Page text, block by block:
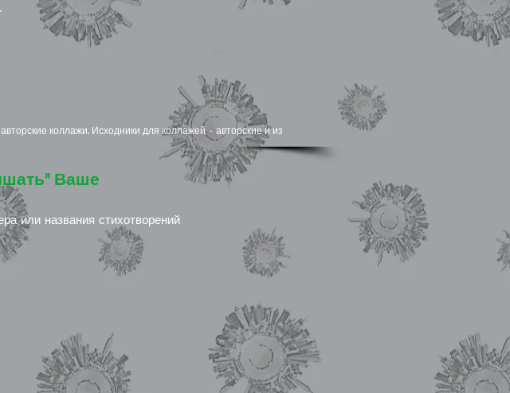
коллажи. Исходники для коллажей - авторские и из
Ваше
или названия стихотворений